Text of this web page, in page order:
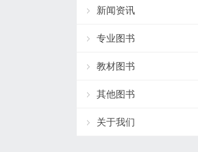
新闻资讯
专业图书
教材图书
其他图书
关于我们